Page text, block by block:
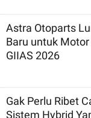
Astra Otoparts
Baru untuk
GIIAS 2026
Gak Perlu Ribet
Sistem Hybrid